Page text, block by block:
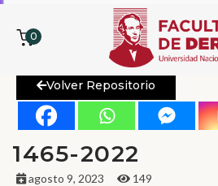
0
Volver Repositorio
1465-2022
agosto 9, 2023 149